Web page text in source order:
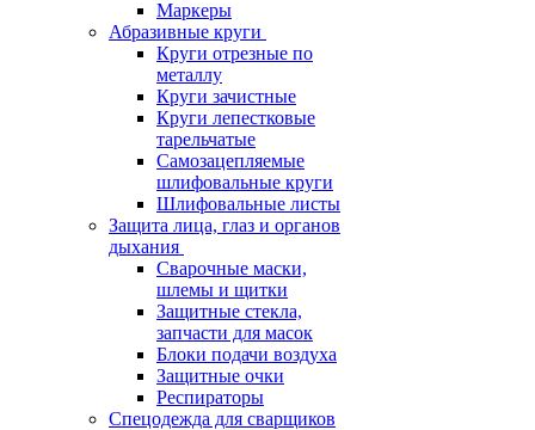
Маркеры
Абразивные круги
Круги отрезные по
металлу
Круги зачистные
Круги лепестковые
тарельчатые
Самозацепляемые
шлифовальные круги
Шлифовальные листы
Защита лица, глаз и органов
дыхания
Сварочные маски,
шлемы и щитки
Защитные стекла,
запчасти для масок
Блоки подачи воздуха
Защитные очки
Респираторы
Спецодежда для сварщиков